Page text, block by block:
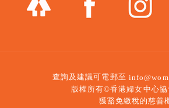
查詢及建議可電郵至
版權所有©香港婦女中心協
獲豁免繳稅的慈善